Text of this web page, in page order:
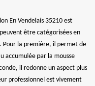
En Vendelais 35210 est
être catégorisées en
Pour la première, il permet de
accumulée par la mousse
il redonne un aspect plus
professionnel est vivement